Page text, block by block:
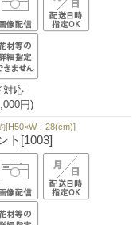
対応
円)
[H50×W：28(cm)]
ト[1003]